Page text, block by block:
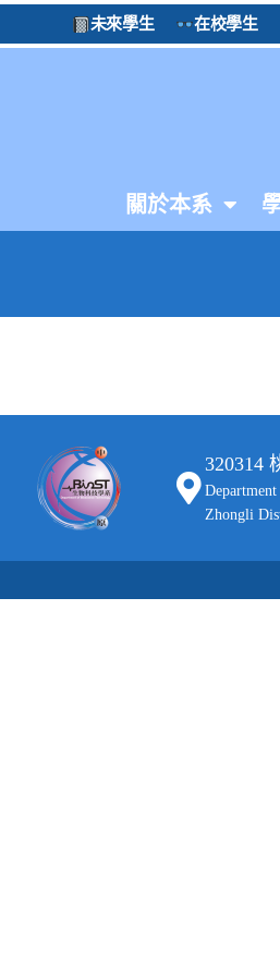
未來學生 在校學生
關於本系
320314
Zhongli